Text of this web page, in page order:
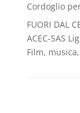
Cordoglio
FUORI DAL
ACEC-SAS
Film,